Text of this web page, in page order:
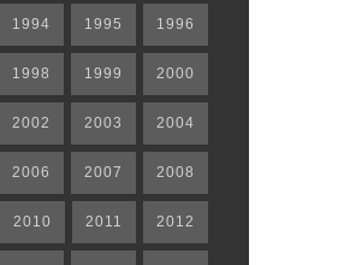
1994 1995 1996
1998 1999 2000
2002 2003 2004
2006 2007 2008
2010 2011 2012